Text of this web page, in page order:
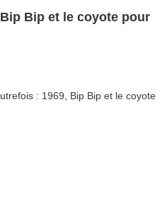
Bip et le coyote pour